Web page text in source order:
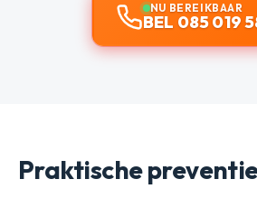
NU BEREIKBAAR
BEL 085 019
Praktische